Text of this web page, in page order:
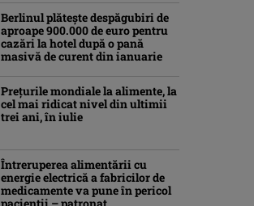
Berlinul plăteşte despăgubiri de
aproape 900.000 de euro pentru
cazări la hotel după o pană
masivă de curent din ianuarie
Preţurile mondiale la alimente, la
cel mai ridicat nivel din ultimii
trei ani, în iulie
Întreruperea alimentării cu
energie electrică a fabricilor de
medicamente va pune în pericol